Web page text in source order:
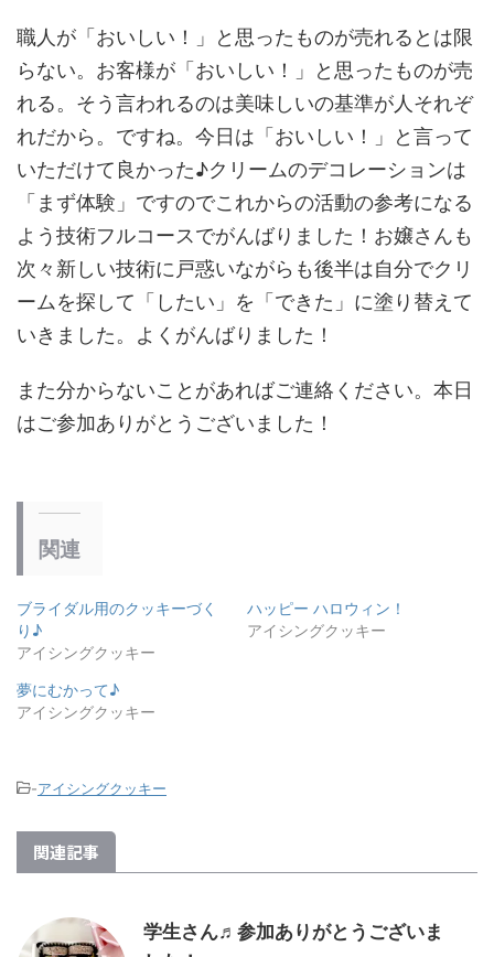
職人が「おいしい！」と思ったものが売れるとは限
らない。お客様が「おいしい！」と思ったものが売
れる。そう言われるのは美味しいの基準が人それぞ
れだから。ですね。今日は「おいしい！」と言って
いただけて良かった♪クリームのデコレーションは
「まず体験」ですのでこれからの活動の参考になる
よう技術フルコースでがんばりました！お嬢さんも
次々新しい技術に戸惑いながらも後半は自分でクリ
ームを探して「したい」を「できた」に塗り替えて
いきました。よくがんばりました！
また分からないことがあればご連絡ください。本日
はご参加ありがとうございました！
関連
ブライダル用のクッキーづく
り♪
アイシングクッキー
ハッピー ハロウィン！
アイシングクッキー
夢にむかって♪
アイシングクッキー
-アイシングクッキー
関連記事
学生さん♬参加ありがとうございま